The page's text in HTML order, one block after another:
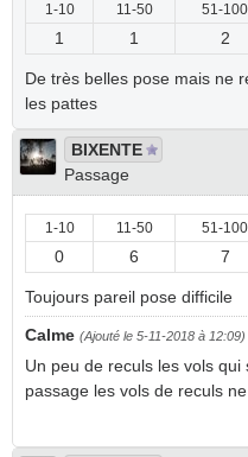
1-10 11-50 51-100
1 1 2
De très belles pose mais ne
les pattes
BIXENTE
Passage
1-10 11-50 51-100
0 6 7
Toujours pareil pose difficile
Calme (Ajouté le 5-11-2018 à 12:09)
Un peu de reculs les vols
passage les vols de reculs